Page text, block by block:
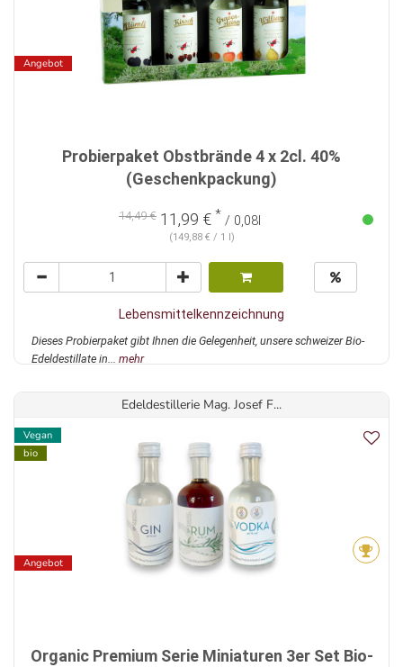
Angebot
Probierpaket Obstbrände 4 x 2cl. 40%
(Geschenkpackung)
14,49 € 11,99 € * / 0,08l
(149,88 € / 1 l)
Lebensmittelkennzeichnung
Dieses Probierpaket gibt Ihnen die Gelegenheit, unsere schweizer Bio-
Edeldestillate in... mehr
Edeldestillerie Mag. Josef F...
Vegan
bio
Angebot
Organic Premium Serie Miniaturen 3er Set Bio-